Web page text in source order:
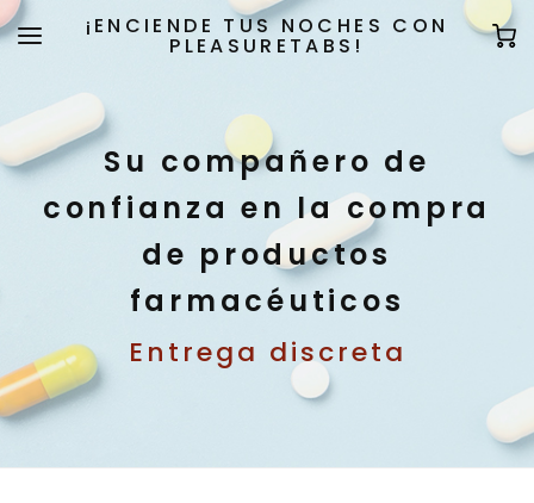
¡ENCIENDE TUS NOCHES CON
PLEASURETABS!
Su compañero de
confianza en la compra
de productos
farmacéuticos
Entrega discreta